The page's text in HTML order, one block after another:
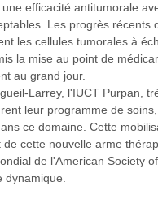
efficacité antitumorale
Les progrès récents
les cellules tumorales à
la mise au point de
au grand jour.
Larrey, l'IUCT Purpan,
leur programme de
ce domaine. Cette
cette nouvelle arme
de l'American Society